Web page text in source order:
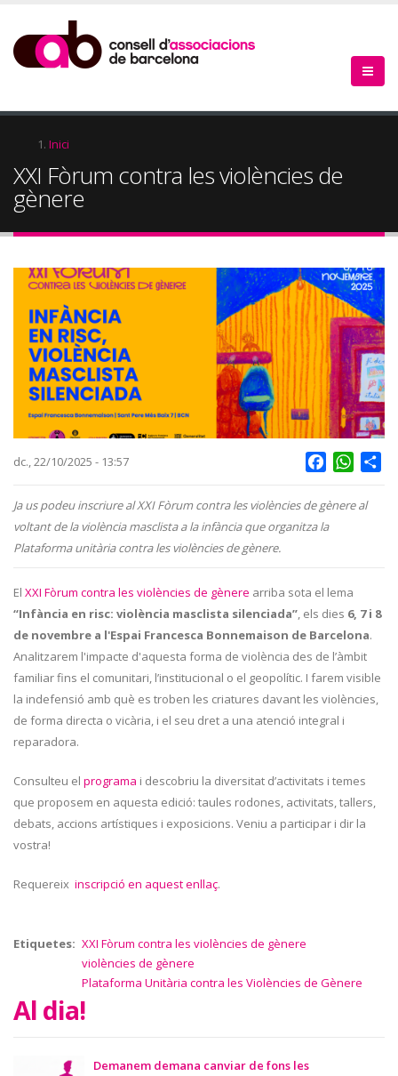
contingut
d'Ariadna
Inici
XXI Fòrum contra les violències de
gènere
dc., 22/10/2025 - 13:57 Facebook
Ja us podeu inscriure al XXI Fòrum contra les violències de gènere al
voltant de la violència masclista a la infància que organitza la
Plataforma unitària contra les violències de gènere.
El XXI Fòrum contra les violències de gènere arriba sota el lema
“Infància en risc: violència masclista silenciada”, els dies 6, 7 i 8
de novembre a l'Espai Francesca Bonnemaison de Barcelona.
Analitzarem l'impacte d'aquesta forma de violència des de l’àmbit
familiar fins el comunitari, l’institucional o el geopolític. I farem visible
la indefensió amb què es troben les criatures davant les violències,
de forma directa o vicària, i el seu dret a una atenció integral i
reparadora.
Consulteu el programa i descobriu la diversitat d’activitats i temes
que proposem en aquesta edició: taules rodones, activitats, tallers,
debats, accions artístiques i exposicions. Veniu a participar i dir la
vostra!
Requereix inscripció en aquest enllaç.
Etiquetes
XXI Fòrum contra les violències de gènere
violències de gènere
Plataforma Unitària contra les Violències de Gènere
Al dia!
Demanem demana canviar de fons les